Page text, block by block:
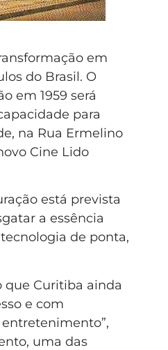
em
do Brasil. O
em 1959 será
para
na Rua Ermelino
Cine Lido
está prevista
a essência
de ponta,
que Curitiba ainda
e com
uma das